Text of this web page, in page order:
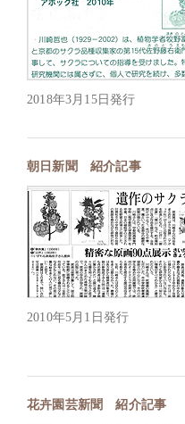
2018年3月15日発行
朝日新聞 紹介記事
2010年5月1日発行
花卉園芸新聞 紹介記事